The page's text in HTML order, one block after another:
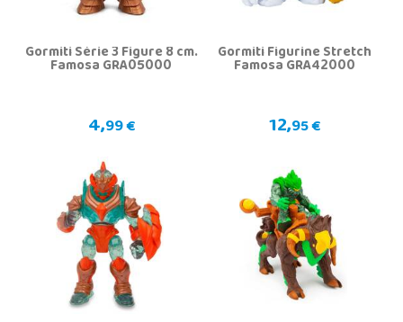
Gormiti Série 3 Figure 8 cm.
Famosa GRA05000
4,99 €
Gormiti Figurine Stretch
Famosa GRA42000
12,95 €